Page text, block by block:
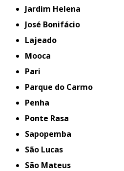
Jardim Helena
José Bonifácio
Lajeado
Mooca
Pari
Parque do Carmo
Penha
Ponte Rasa
Sapopemba
São Lucas
São Mateus